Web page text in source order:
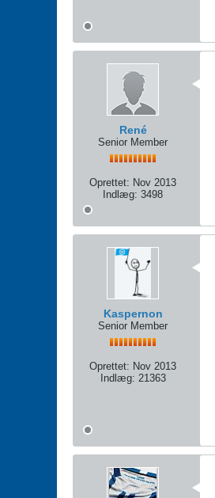
René
Senior Member
Oprettet: Nov 2013
Indlæg: 3498
Kaspernon
Senior Member
Oprettet: Nov 2013
Indlæg: 21363